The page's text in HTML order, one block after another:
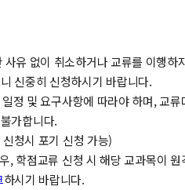
유 없이 취소하거나 교류를 이행하
신중히 신청하시기 바랍니다.
정 및 요구사항에 따라야 하며, 교
가합니다.
청시 포기 신청 가능)
, 학점교류 신청 시 해당 교과목이 원
하시기 바랍니다.